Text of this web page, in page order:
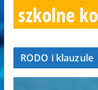
RODO i klauzule